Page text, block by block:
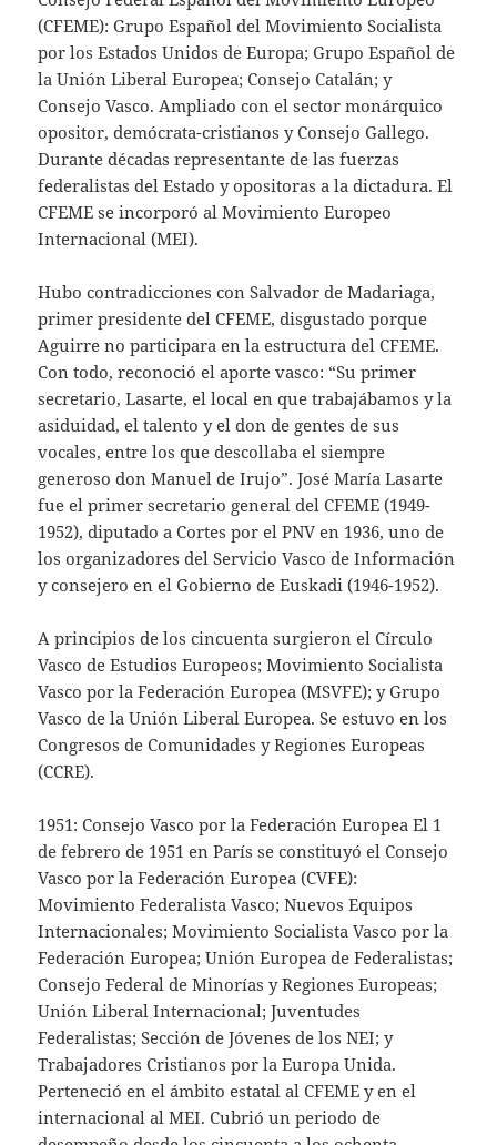
(CFEME): Grupo Español del Movimiento Socialista
por los Estados Unidos de Europa; Grupo Español de
la Unión Liberal Europea; Consejo Catalán; y
Consejo Vasco. Ampliado con el sector monárquico
opositor, demócrata-cristianos y Consejo Gallego.
Durante décadas representante de las fuerzas
federalistas del Estado y opositoras a la dictadura. El
CFEME se incorporó al Movimiento Europeo
Internacional (MEI).
Hubo contradicciones con Salvador de Madariaga,
primer presidente del CFEME, disgustado porque
Aguirre no participara en la estructura del CFEME.
Con todo, reconoció el aporte vasco: “Su primer
secretario, Lasarte, el local en que trabajábamos y la
asiduidad, el talento y el don de gentes de sus
vocales, entre los que descollaba el siempre
generoso don Manuel de Irujo”. José María Lasarte
fue el primer secretario general del CFEME (1949-
1952), diputado a Cortes por el PNV en 1936, uno de
los organizadores del Servicio Vasco de Información
y consejero en el Gobierno de Euskadi (1946-1952).
A principios de los cincuenta surgieron el Círculo
Vasco de Estudios Europeos; Movimiento Socialista
Vasco por la Federación Europea (MSVFE); y Grupo
Vasco de la Unión Liberal Europea. Se estuvo en los
Congresos de Comunidades y Regiones Europeas
(CCRE).
1951: Consejo Vasco por la Federación Europea El 1
de febrero de 1951 en París se constituyó el Consejo
Vasco por la Federación Europea (CVFE):
Movimiento Federalista Vasco; Nuevos Equipos
Internacionales; Movimiento Socialista Vasco por la
Federación Europea; Unión Europea de Federalistas;
Consejo Federal de Minorías y Regiones Europeas;
Unión Liberal Internacional; Juventudes
Federalistas; Sección de Jóvenes de los NEI; y
Trabajadores Cristianos por la Europa Unida.
Perteneció en el ámbito estatal al CFEME y en el
internacional al MEI. Cubrió un periodo de